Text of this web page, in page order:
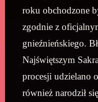
roku obchodzone
zgodnie z
gnieźnieńskiego.
Najświętszym
procesji udzielano
również narodził